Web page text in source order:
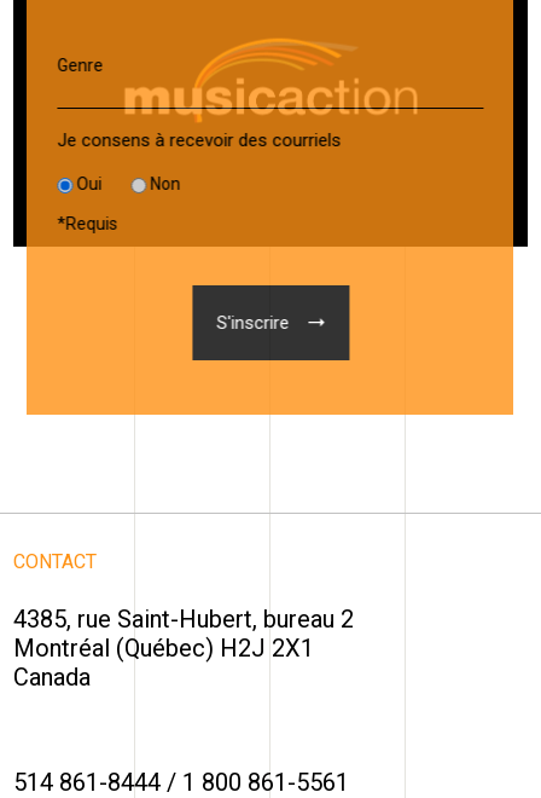
CONTACT
4385, rue Saint-Hubert, bureau 2
Montréal (Québec) H2J 2X1
Canada
514 861-8444 / 1 800 861-5561
Genre
Je consens à recevoir des courriels
Oui Non
*Requis